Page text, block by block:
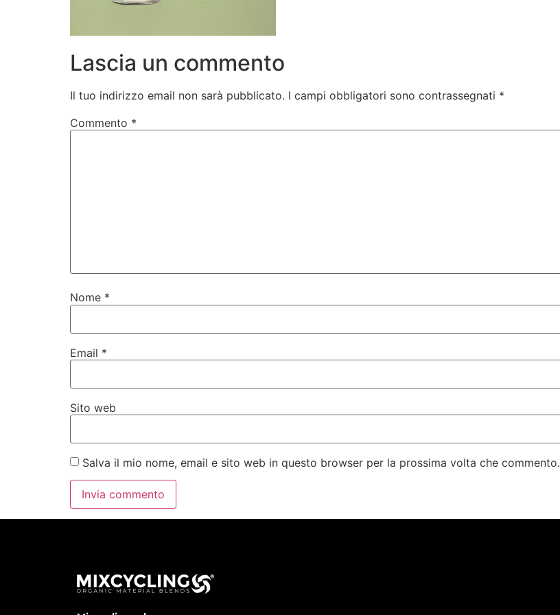
Lascia un commento
Il tuo indirizzo email non sarà pubblicato. I campi obbligatori sono contrassegnati *
Commento *
Nome *
Email *
Sito web
Salva il mio nome, email e sito web in questo browser per la prossima volta che commento.